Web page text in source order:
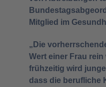
Mitglied im
„Die
Wert einer Frau
frühzeitig wird
dass die berufliche